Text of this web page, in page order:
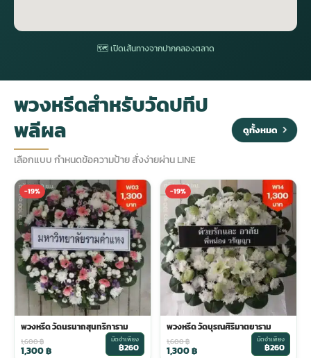
ดอกไม้งานศพ ส่งด่วน
ดอกไม้งานศพ กรุงเทพ
ดอกไม้งานศพ ปากคลองตลาด
ร้านดอกไม้งานศพ ใกล้ฉัน
ดอกไม้งานศพ ราคาถูก
จัดดอกไม้งานศพ ราคา
ดอกไม้งานศพ ส่งฟรี
พวงหรีดดอกไม้สด
พวงหรีดดอกไม้สด ราคาถูก
สั่งพวงหรีด ออนไลน์
ส่งพวงหรีด ด่วน กรุงเทพ
ร้านพวงหรีด กรุงเทพ ส่งฟรี
พวงหรีด ปากคลองตลาด ราคา
พวงหรีด ส่งด่วน วันนี้
ม้หน้าเมรุ
ระดับเมรุ
มรุ ออนไลน์
มรุ ส่งด่วน
น้าเมรุ กรุงเทพ
🗺 เปิดเส้นทางจากปากคลองตลาด
พวงหรีดสำหรับวัดปทีป
พลีผล
เลือกแบบ กำหนดข้อความป้าย สั่งง่ายผ่าน LINE
ดูทั้งหมด
-19%
พวงหรีด วัดนรนาถสุนทริการาม
1,600฿
1,300฿
มัดจำเพียง
฿260
-19%
พวงหรีด วัดบุรณศิริมาตยาราม
1,600฿
1,300฿
มัดจำเพียง
฿260